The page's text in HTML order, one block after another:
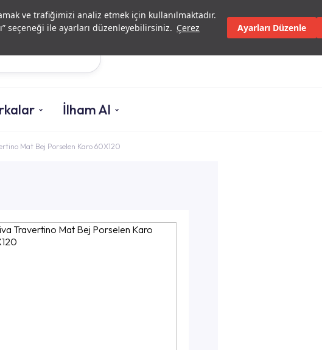
ve trafiğimizi analiz etmek için kullanılmaktadır.
seçeneği ile ayarları düzenleyebilirsiniz. Çerez
Ayarları Düzenle
Yatırımcı İlişkileriYetkili Servisler ve Hizmetler
Ara
İlham Al
Mat Bej Porselen Karo 60X120